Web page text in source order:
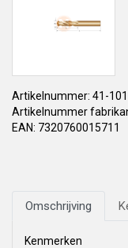
Artikelnummer: 41-
Artikelnummer
EAN: 7320760015711
Omschrijving
Kenmerken